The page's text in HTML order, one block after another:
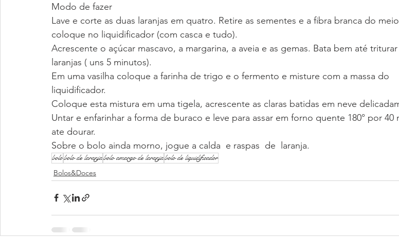
Modo de fazer
Lave e corte as duas laranjas em quatro. Retire as sementes e a fibra branca do
coloque no liquidificador (com casca e tudo).
Acrescente o açúcar mascavo, a margarina, a aveia e as gemas. Bata bem até triturar
laranjas ( uns 5 minutos).
Em uma vasilha coloque a farinha de trigo e o fermento e misture com a massa do
liquidificador.
Coloque esta mistura em uma tigela, acrescente as claras batidas em neve
Untar e enfarinhar a forma de buraco e leve para assar em forno quente 180° por 40
ate dourar.
Sobre o bolo ainda morno, jogue a calda  e raspas  de  laranja.
bolobolo de laranjabolo amargo de laranjabolo de liquidificador
Bolos&Doces